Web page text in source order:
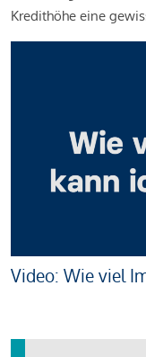
Kredithöhe eine
Video: Wie viel